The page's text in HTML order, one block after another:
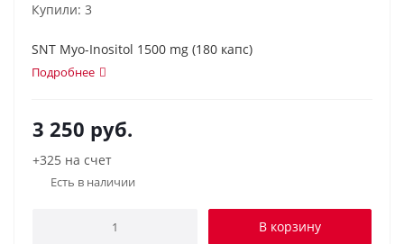
Купили: 3
SNT Myo-Inositol 1500 mg (180 капс)
Подробнее
3 250 руб.
+325 на счет
Есть в наличии
В корзину